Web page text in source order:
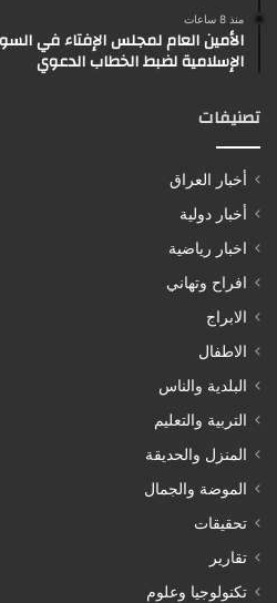
منذ 8 ساعات
الأمين العام لمجلس الإفتاء في
الإسلامية لضبط الخطاب الدعوي
تصنيفات
أخبار العراق
أخبار دولية
اخبار رياضية
افراح وتهاني
الابراج
الاطفال
البلدية والناس
التربية والتعليم
المنزل والحديقة
الموضة والجمال
تحقيقات
تقارير
تكنولوجيا وعلوم